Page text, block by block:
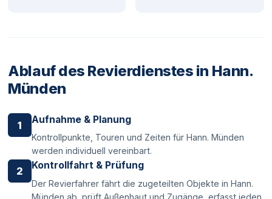
Ablauf des Revierdienstes in Hann.
Münden
1 Aufnahme & Planung
Kontrollpunkte, Touren und Zeiten für Hann. Münden
werden individuell vereinbart.
2 Kontrollfahrt & Prüfung
Der Revierfahrer fährt die zugeteilten Objekte in Hann.
Münden ab, prüft Außenhaut und Zugänge, erfasst jeden